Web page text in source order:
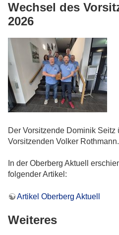
Wechsel des
2026
Der Vorsitzende Dominik Seitz
Vorsitzenden Volker Rothmann.
In der Oberberg Aktuell
folgender Artikel:
Artikel Oberberg Aktuell
Weiteres